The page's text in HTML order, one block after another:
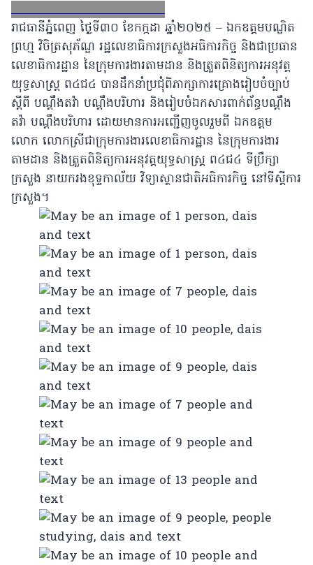
FacebookXEmailLinkedIn
រាជធានីភ្នំពេញ ថ្ងៃទី៣០ ខែកក្កដា ឆ្នាំ២០២៥ – ឯកឧត្តមបណ្ឌិត
ព្រហ្ម វិចិត្រសុភ័ណ្ឌ រដ្ឋលេខាធិការក្រសួងអធិការកិច្ច និងជាប្រធាន
លេខាធិការដ្ឋាន នៃក្រុមការងារតាមដាន និងត្រួតពិនិត្យការអនុវត្ត
យុទ្ធសាស្រ្ត ព៤ជ៤ បានដឹកនាំប្រជុំពិភាក្សាការគ្រោងរៀបចំច្បាប់
ស្ដីពី បណ្ដឹងតវ៉ា បណ្ដឹងបរិហារ និងរៀបចំឯកសារពាក់ព័ន្ធបណ្ដឹង
តវ៉ា បណ្ដឹងបរិហារ ដោយមានការអញ្ជើញចូលរួមពី ឯកឧត្តម
លោក លោកស្រីជាក្រុមការងារលេខាធិការដ្ឋាន នៃក្រុមការងារ
តាមដាន និងត្រួតពិនិត្យការអនុវត្តយុទ្ធសាស្រ្ត ព៤ជ៤ ទីប្រឹក្សា
ក្រសួង នាយករងខុទ្ទកាល័យ វិទ្យាស្ថានជាតិអធិការកិច្ច នៅទីស្ដីការ
ក្រសួង។